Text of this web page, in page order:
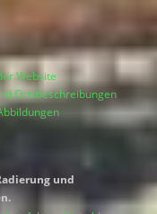
Website
Ortsbeschreibungen
und